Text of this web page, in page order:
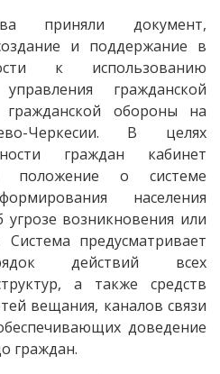
приняли документ,
и поддержание в
к использованию
гражданской
обороны на
Черкесии. В целях
граждан кабинет
положение о системе
населения
угрозе возникновения или
предусматривает
действий всех
а также средств
вещания, каналов связи
доведение
граждан.